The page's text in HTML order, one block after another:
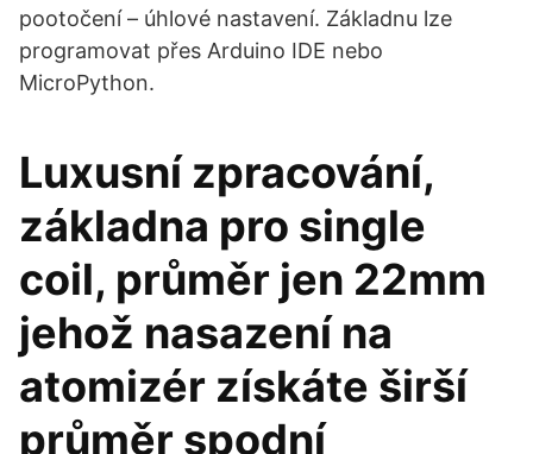
pootočení – úhlové nastavení. Základnu lze
programovat přes Arduino IDE nebo
MicroPython.
Luxusní zpracování,
základna pro single
coil, průměr jen 22mm
jehož nasazení na
atomizér získáte širší
průměr spodní